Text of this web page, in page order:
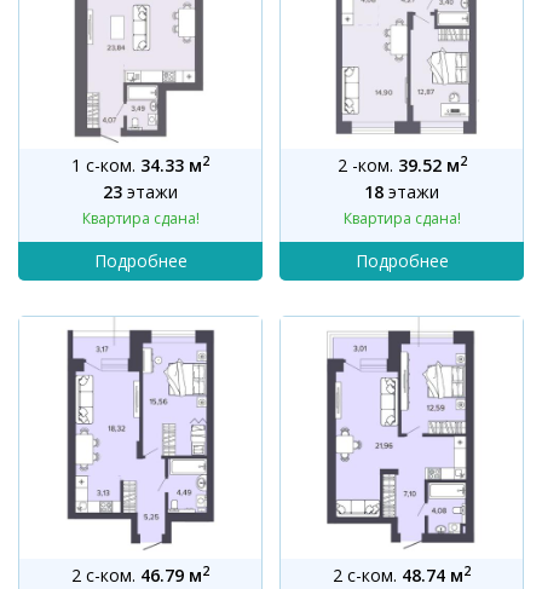
1 с-ком. 34.33 м2
23 этажи
Квартира сдана!
2 -ком. 39.52 м2
18 этажи
Квартира сдана!
2 с-ком. 46.79 м2 2 с-ком. 48.74 м2